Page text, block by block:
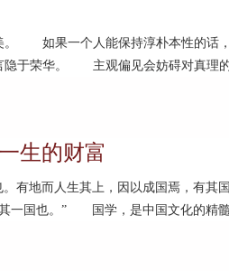
。 如果一个人能保持淳朴本性的话
隐于荣华。 主观偏见会妨碍对真理的
生的财富
有地而人生其上，因以成国焉，有其
一国也。” 国学，是中国文化的精髓